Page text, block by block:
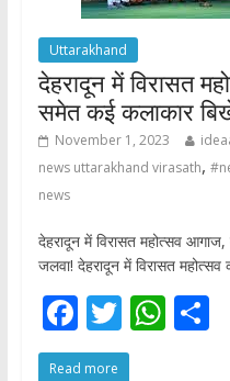
Uttarakhand
देहरादून में विरासत
समेत कई कलाकार
November 1, 2023
news uttarakhand virasath,
news
देहरादून में विरासत महोत्सव
जलवा! देहरादून में विरासत
F
ac
T
w
W S
Read more